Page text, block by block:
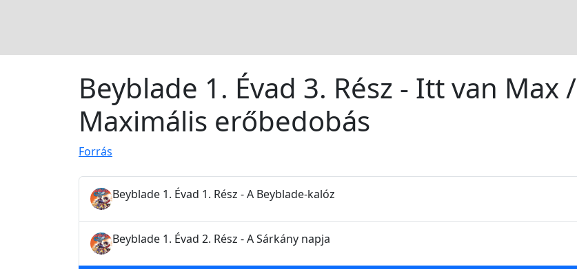
Beyblade 1. Évad 3. Rész - Itt van Max /
Maximális erőbedobás
Forrás
Beyblade 1. Évad 1. Rész - A Beyblade-kalóz
Beyblade 1. Évad 2. Rész - A Sárkány napja